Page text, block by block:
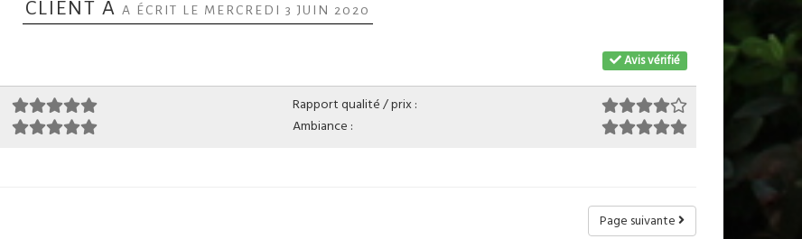
CLIENT A A ÉCRIT LE MERCREDI 3 JUIN 2020
Avis vérifié
Rapport qualité / prix :
Ambiance :
Page suivante